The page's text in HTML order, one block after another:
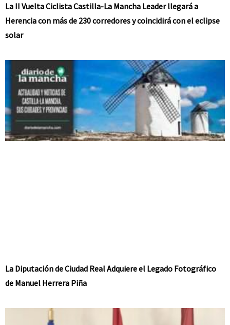
La II Vuelta Ciclista Castilla-La Mancha Leader llegará a
Herencia con más de 230 corredores y coincidirá con el eclipse
solar
La Diputación de Ciudad Real Adquiere el Legado Fotográfico
de Manuel Herrera Piña